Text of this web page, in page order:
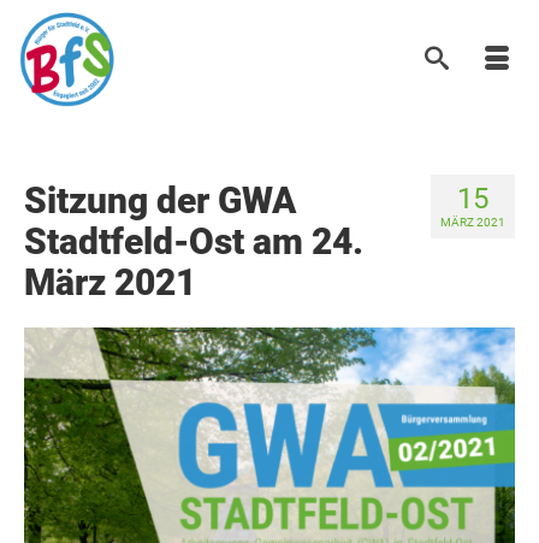
15
MÄRZ 2021
Sitzung der GWA
Stadtfeld-Ost am 24.
März 2021